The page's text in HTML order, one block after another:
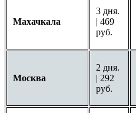
Махачкала
3 дня.
| 469
руб.
Москва
2 дня.
| 292
руб.